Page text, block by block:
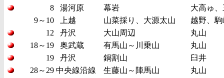
8
湯河原 幕岩
大高ゅ
9～10
上越 山菜採り、大源太山
越野、駒
12
丹沢 大山周辺
丸山
18～19
奥武蔵 有馬山～川乗山
丸山
19
丹沢 鍋割山
臼井
28～29 中央線沿線 生藤山～陣馬山
丸山